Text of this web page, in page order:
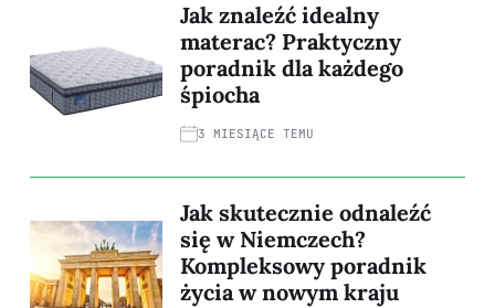
Jak znaleźć idealny
materac? Praktyczny
poradnik dla każdego
śpiocha
3 MIESIĄCE TEMU
Jak skutecznie odnaleźć
się w Niemczech?
Kompleksowy poradnik
życia w nowym kraju